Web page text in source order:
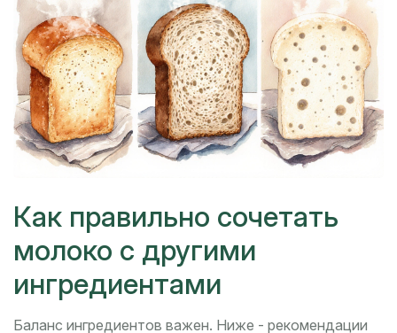
Как правильно сочетать
молоко с другими
ингредиентами
Баланс ингредиентов важен. Ниже - рекомендации